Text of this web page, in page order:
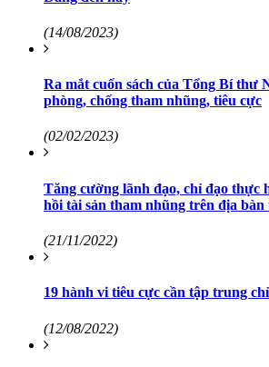
(14/08/2023)
Ra mắt cuốn sách của Tổng Bí thư
phòng, chống tham nhũng, tiêu cực
(02/02/2023)
Tăng cường lãnh đạo, chỉ đạo thực
hồi tài sản tham nhũng trên địa
(21/11/2022)
19 hành vi tiêu cực cần tập trung
(12/08/2022)